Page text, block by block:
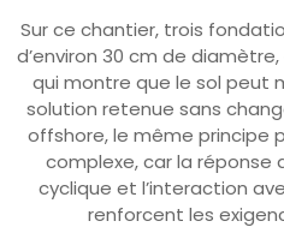
Sur ce chantier, trois
d’environ 30 cm de
qui montre que le sol peut
solution retenue sans
offshore, le même principe
complexe, car la réponse
cyclique et l’interaction
renforcent les